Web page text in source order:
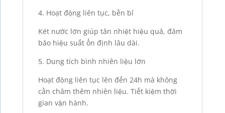
4. Hoạt động liên tục, bền bỉ
Két nước lớn giúp tản nhiệt hiệu quả, đảm
bảo hiệu suất ổn định lâu dài.
5. Dung tích bình nhiên liệu lớn
Hoạt động liên tục lên đến 24h mà không
cần châm thêm nhiên liệu. Tiết kiệm thời
gian vận hành.